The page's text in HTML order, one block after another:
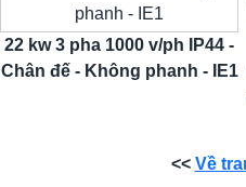
22 kw 3 pha 1000 v/ph IP44 -
Chân đế - Không phanh - IE1
<< Về